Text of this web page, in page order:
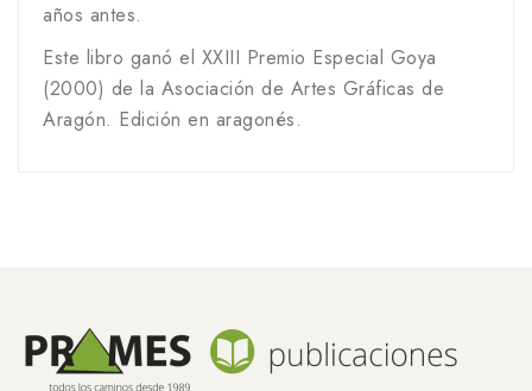
años antes.
Este libro ganó el XXIII Premio Especial Goya
(2000) de la Asociación de Artes Gráficas de
Aragón. Edición en aragonés.